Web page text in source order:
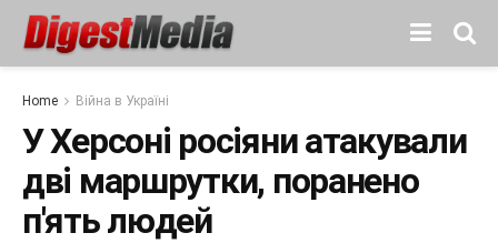
Home Війна в Україні
У Херсоні росіяни атакували
дві маршрутки, поранено
п'ять людей